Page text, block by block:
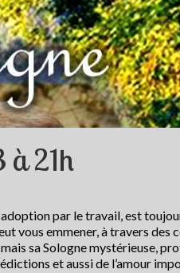
à 21h
par le travail, est
vous emmener, à travers des
sa Sologne mystérieuse,
et aussi de l’amour